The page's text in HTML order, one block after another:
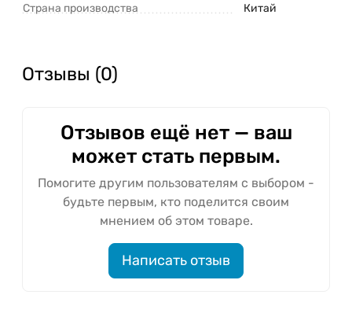
Страна производства
Китай
Отзывы (0)
Отзывов ещё нет — ваш
может стать первым.
Помогите другим пользователям с выбором -
будьте первым, кто поделится своим
мнением об этом товаре.
Написать отзыв